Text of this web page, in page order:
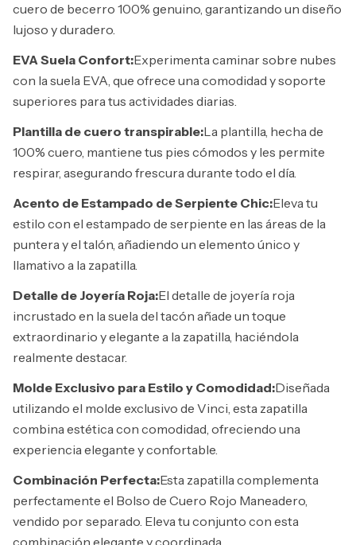
cuero de becerro 100% genuino, garantizando un diseño
lujoso y duradero.
EVA Suela Confort:Experimenta caminar sobre nubes
con la suela EVA, que ofrece una comodidad y soporte
superiores para tus actividades diarias.
Plantilla de cuero transpirable:La plantilla, hecha de
100% cuero, mantiene tus pies cómodos y les permite
respirar, asegurando frescura durante todo el día.
Acento de Estampado de Serpiente Chic:Eleva tu
estilo con el estampado de serpiente en las áreas de la
puntera y el talón, añadiendo un elemento único y
llamativo a la zapatilla.
Detalle de Joyería Roja:El detalle de joyería roja
incrustado en la suela del tacón añade un toque
extraordinario y elegante a la zapatilla, haciéndola
realmente destacar.
Molde Exclusivo para Estilo y Comodidad:Diseñada
utilizando el molde exclusivo de Vinci, esta zapatilla
combina estética con comodidad, ofreciendo una
experiencia elegante y confortable.
Combinación Perfecta:Esta zapatilla complementa
perfectamente el Bolso de Cuero Rojo Maneadero,
vendido por separado. Eleva tu conjunto con esta